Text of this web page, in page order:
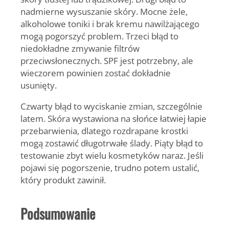
nadmierne wysuszanie skóry. Mocne żele,
alkoholowe toniki i brak kremu nawilżającego
mogą pogorszyć problem. Trzeci błąd to
niedokładne zmywanie filtrów
przeciwsłonecznych. SPF jest potrzebny, ale
wieczorem powinien zostać dokładnie
usunięty.
Czwarty błąd to wyciskanie zmian, szczególnie
latem. Skóra wystawiona na słońce łatwiej łapie
przebarwienia, dlatego rozdrapane krostki
mogą zostawić długotrwałe ślady. Piąty błąd to
testowanie zbyt wielu kosmetyków naraz. Jeśli
pojawi się pogorszenie, trudno potem ustalić,
który produkt zawinił.
Podsumowanie